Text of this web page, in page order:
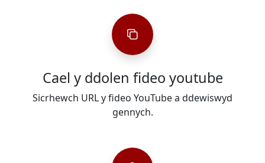
Cael y ddolen fideo youtube
Sicrhewch URL y fideo YouTube a ddewiswyd
gennych.